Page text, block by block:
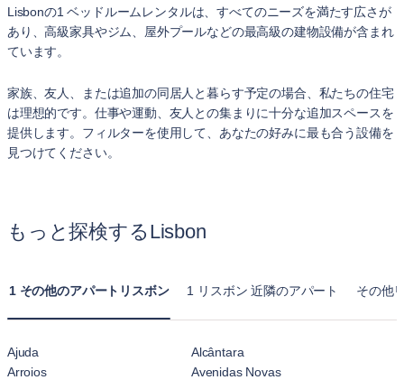
Lisbonの1 ベッドルームレンタルは、すべてのニーズを満たす広さが
あり、高級家具やジム、屋外プールなどの最高級の建物設備が含まれ
ています。
家族、友人、または追加の同居人と暮らす予定の場合、私たちの住宅
は理想的です。仕事や運動、友人との集まりに十分な追加スペースを
提供します。フィルターを使用して、あなたの好みに最も合う設備を
見つけてください。
もっと探検するLisbon
1 その他のアパートリスボン 1 リスボン 近隣のアパート その他
Ajuda
Alcântara
Arroios
Avenidas Novas